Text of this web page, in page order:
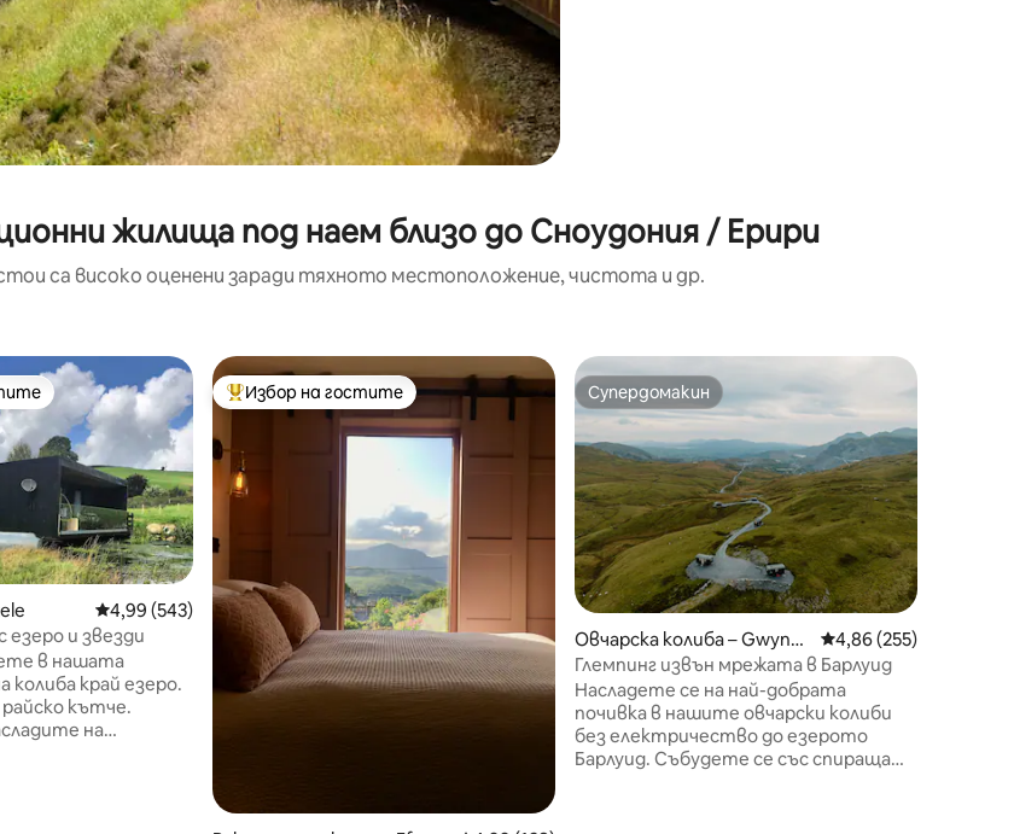
жилища под наем близо до Сноудония / Ерири
са високо оценени заради тяхното местоположение, чистота и др.
на гостите
Средна оценка: 4,99 от 5, 543 отзива
4,99 (543)
езеро и звезди
в нашата
колиба край езеро.
кътче.
на
Най-популярен избор на гостите
Избор на гостите Супердомакин
Супердомакин
Овчарска колиба – Gwyne
dd
Средна оценка: 4,86
4,86 (255)
Глемпинг извън мрежата в Барлуид
Насладете се на най-добрата
почивка в нашите овчарски колиби
без електричество до езерото
Барлуид. Събудете се със спираща